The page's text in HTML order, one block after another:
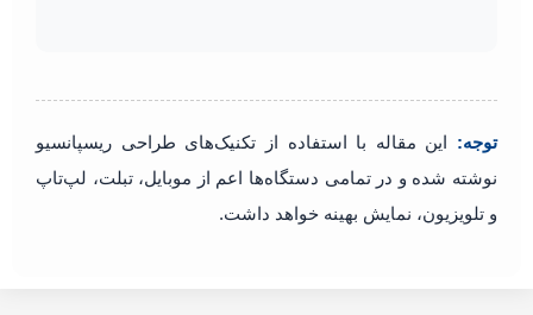
توجه: این مقاله با استفاده از تکنیک‌های طراحی ریسپانسیو
نوشته شده و در تمامی دستگاه‌ها اعم از موبایل، تبلت، لپ‌تاپ
و تلویزیون، نمایش بهینه خواهد داشت.